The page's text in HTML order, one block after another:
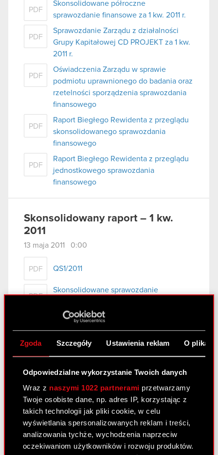
Zgoda Szczegóły Ustawienia reklam O
Odpowiedzialne wykorzystanie Twoich danych
Wraz z naszymi 1022 partnerami przetwarzamy
Twoje osobiste dane, np. adres IP, korzystając z
takich technologii jak pliki cookie, w celu
wyświetlania spersonalizowanych reklam i treści,
analizowania tychże, wychodzenia naprzeciw
oczekiwaniom użytkowników i rozwoju produktów.
PDF
Skonsolidowane półroczne
sprawozdanie finansowe za 1 kw. 2011 r.
PDF
Sprawozdanie Zarządu z działalności
Grupy Kapitałowej CD PROJEKT za 1 kw.
2011 r.
PDF
Oświadczenia Zarządu w sprawie
podmiotu uprawnionego do badania oraz
rzetelności sporządzenia sprawozdania
finansowego
PDF
Raport Biegłego Rewidenta z przeglądu
skonsolidowanego sprawozdania
finansowego
PDF
Raport Biegłego Rewidenta z przeglądu
jednostkowego sprawozdania
finansowego
Skonsolidowany raport – 1 kw.
2011
13 maja 2011 0:00
PDF QS1/2011
PDF
Skonsolidowane sprawozdanie
Wybrane dane finansowe
Centrum wyników
Strategia
Podstawowe dane finansowe
Prezentacje i webcasty